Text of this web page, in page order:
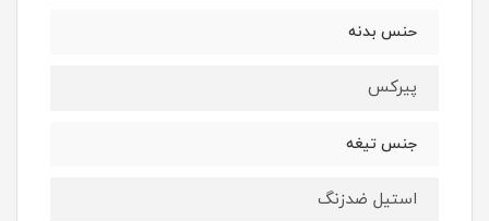
حنس بدنه
پیرکس
جنس تیغه
استیل ضدزنگ